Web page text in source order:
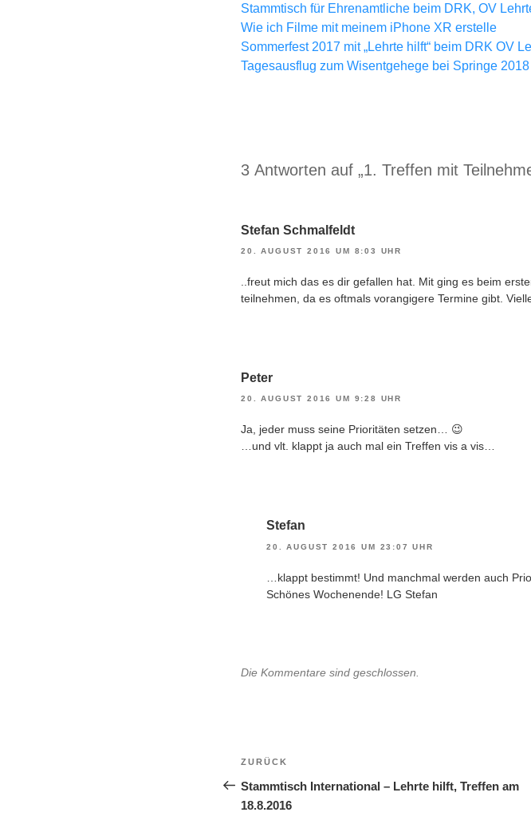
Stammtisch für Ehrenamtliche beim DRK, OV
Wie ich Filme mit meinem iPhone XR erstelle
Sommerfest 2017 mit „Lehrte hilft“ beim DRK OV
Tagesausflug zum Wisentgehege bei Springe 2018
3 Antworten auf „1. Treffen mit
Stefan Schmalfeldt
20. AUGUST 2016 UM 8:03 UHR
..freut mich das es dir gefallen hat. Mit ging es beim
teilnehmen, da es oftmals vorangigere Termine gibt.
Peter
20. AUGUST 2016 UM 9:28 UHR
Ja, jeder muss seine Prioritäten setzen… 😉
…und vlt. klappt ja auch mal ein Treffen vis a vis…
Stefan
20. AUGUST 2016 UM 23:07 UHR
…klappt bestimmt! Und manchmal werden auch
Schönes Wochenende! LG Stefan
Die Kommentare sind geschlossen.
Beitragsnavigation
Vorheriger
Beitrag
ZURÜCK
Stammtisch International – Lehrte hilft, Treffen am
18.8.2016